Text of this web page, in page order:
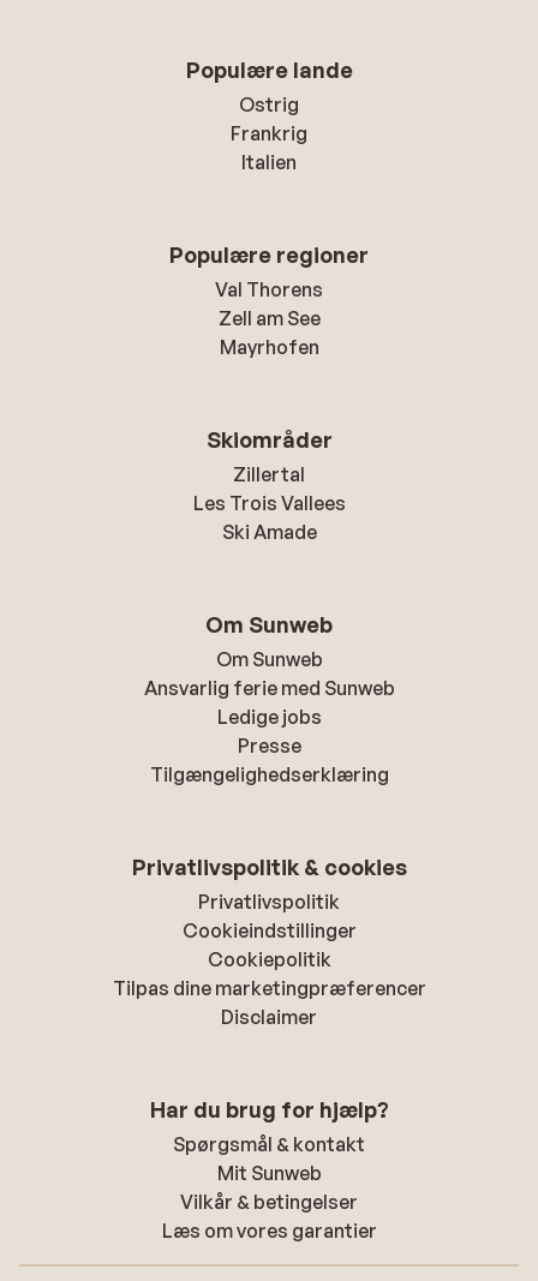
Populære lande
Ostrig
Frankrig
Italien
Populære regioner
Val Thorens
Zell am See
Mayrhofen
Skiområder
Zillertal
Les Trois Vallees
Ski Amade
Om Sunweb
Om Sunweb
Ansvarlig ferie med Sunweb
Ledige jobs
Presse
Tilgængelighedserklæring
Privatlivspolitik & cookies
Privatlivspolitik
Cookieindstillinger
Cookiepolitik
Tilpas dine marketingpræferencer
Disclaimer
Har du brug for hjælp?
Spørgsmål & kontakt
Mit Sunweb
Vilkår & betingelser
Læs om vores garantier